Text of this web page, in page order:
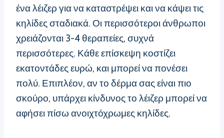
ένα λέιζερ για να καταστρέψει και να κάψει τις
κηλίδες σταδιακά. Οι περισσότεροι άνθρωποι
χρειάζονται 3-4 θεραπείες, συχνά
περισσότερες. Κάθε επίσκεψη κοστίζει
εκατοντάδες ευρώ, και μπορεί να πονέσει
πολύ. Επιπλέον, αν το δέρμα σας είναι πιο
σκούρο, υπάρχει κίνδυνος το λέιζερ μπορεί να
αφήσει πίσω ανοιχτόχρωμες κηλίδες.